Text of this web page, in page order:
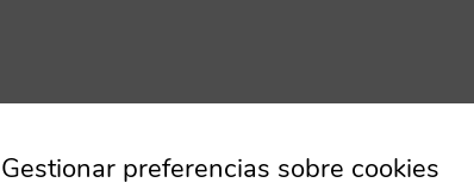
Gestionar preferencias sobre cookies